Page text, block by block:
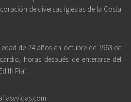
de diversas iglesias de la Costa
de 74 años en octubre de 1963 de
horas después de enterarse del
Piaf.